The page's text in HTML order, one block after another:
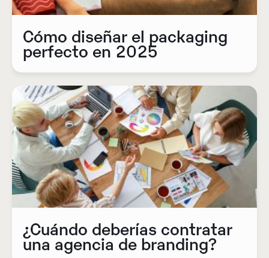
Cómo diseñar el packaging
perfecto en 2025
¿Cuándo deberías contratar
una agencia de branding?